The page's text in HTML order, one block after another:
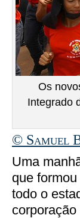
Os
Integrado
© Samuel
Uma
que
todo o